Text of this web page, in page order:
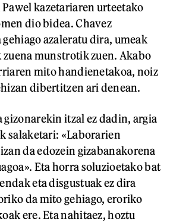
kazetariaren urteetako
dio bidea. Chavez
azaleratu dira, umeak
munstrotik zuen. Akabo
mito handienetakoa, noiz
dibertitzen ari denean.
itzal ez dadin, argia
salaketari: «Laborarien
da edozein gizabanakorena
Eta horra soluzioetako bat
eta disgustuak ez dira
da mito gehiago, eroriko
ere. Eta nahitaez, hoztu